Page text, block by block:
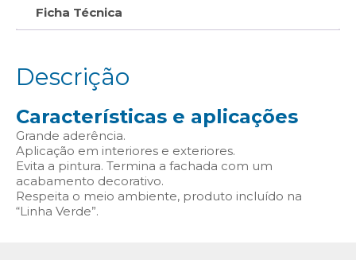
Ficha Técnica
Descrição
Características e aplicações
Grande aderência.
Aplicação em interiores e exteriores.
Evita a pintura. Termina a fachada com um
acabamento decorativo.
Respeita o meio ambiente, produto incluído na
“Linha Verde”.